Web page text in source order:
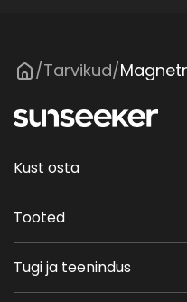
/Tarvikud/
Kust osta
Tooted
Tugi ja teenindus